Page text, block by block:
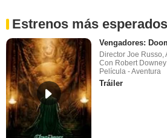
Estrenos más esperados
Vengadores:
Director Joe Russo,
Con Robert
Película - Aventura
Tráiler